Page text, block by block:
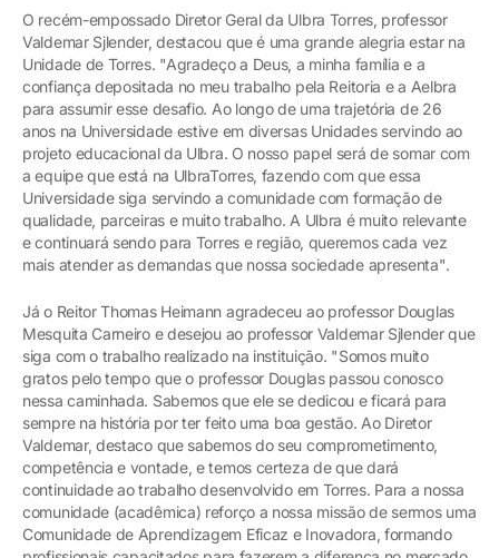
O recém-empossado Diretor Geral da Ulbra Torres, professor
Valdemar Sjlender, destacou que é uma grande alegria estar na
Unidade de Torres. "Agradeço a Deus, a minha família e a
confiança depositada no meu trabalho pela Reitoria e a Aelbra
para assumir esse desafio. Ao longo de uma trajetória de 26
anos na Universidade estive em diversas Unidades servindo ao
projeto educacional da Ulbra. O nosso papel será de somar com
a equipe que está na UlbraTorres, fazendo com que essa
Universidade siga servindo a comunidade com formação de
qualidade, parceiras e muito trabalho. A Ulbra é muito relevante
e continuará sendo para Torres e região, queremos cada vez
mais atender as demandas que nossa sociedade apresenta".
Já o Reitor Thomas Heimann agradeceu ao professor Douglas
Mesquita Carneiro e desejou ao professor Valdemar Sjlender que
siga com o trabalho realizado na instituição. "Somos muito
gratos pelo tempo que o professor Douglas passou conosco
nessa caminhada. Sabemos que ele se dedicou e ficará para
sempre na história por ter feito uma boa gestão. Ao Diretor
Valdemar, destaco que sabemos do seu comprometimento,
competência e vontade, e temos certeza de que dará
continuidade ao trabalho desenvolvido em Torres. Para a nossa
comunidade (acadêmica) reforço a nossa missão de sermos uma
Comunidade de Aprendizagem Eficaz e Inovadora, formando